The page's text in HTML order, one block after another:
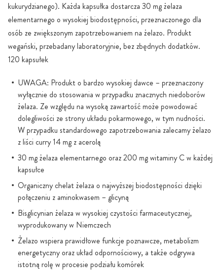
kukurydzianego). Każda kapsułka dostarcza 30 mg żelaza
elementarnego o wysokiej biodostępności, przeznaczonego dla
osób ze zwiększonym zapotrzebowaniem na żelazo. Produkt
wegański, przebadany laboratoryjnie, bez zbędnych dodatków.
120 kapsułek
UWAGA: Produkt o bardzo wysokiej dawce – przeznaczony
wyłącznie do stosowania w przypadku znacznych niedoborów
żelaza. Ze względu na wysoką zawartość może powodować
dolegliwości ze strony układu pokarmowego, w tym nudności.
W przypadku standardowego zapotrzebowania zalecamy żelazo
z liści curry 14 mg z acerolą
30 mg żelaza elementarnego oraz 200 mg witaminy C w każdej
kapsułce
Organiczny chelat żelaza o najwyższej biodostępności dzięki
połączeniu z aminokwasem – glicyną
Bisglicynian żelaza w wysokiej czystości farmaceutycznej,
wyprodukowany w Niemczech
Żelazo wspiera prawidłowe funkcje poznawcze, metabolizm
energetyczny oraz układ odpornościowy, a także odgrywa
istotną rolę w procesie podziału komórek